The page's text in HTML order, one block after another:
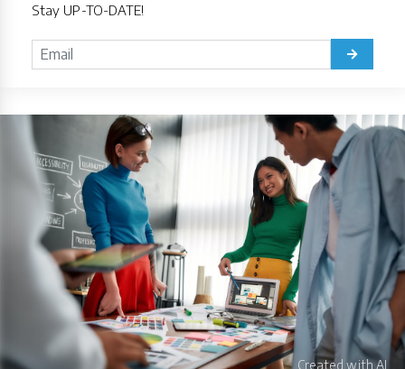
Stay UP-TO-DATE!